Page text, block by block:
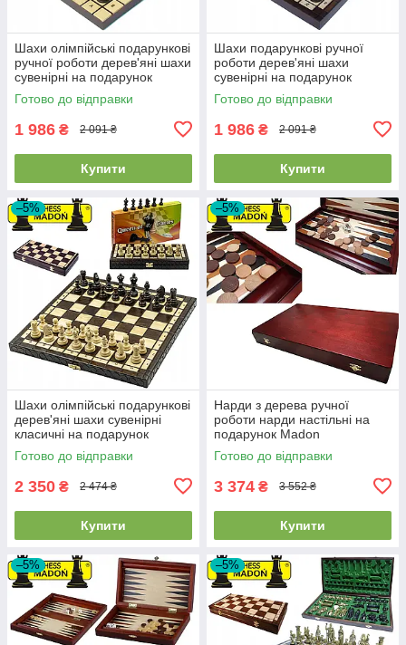
Шахи олімпійські подарункові
ручної роботи дерев'яні шахи
сувенірні на подарунок
MADON OLYMPIC (30x30см)
Готово до відправки
1 986 ₴ 2 091 ₴
Купити
Шахи подарункові ручної
роботи дерев'яні шахи
сувенірні на подарунок
інтарсія MADON ROYAL MAXI
(31x31см)
Готово до відправки
1 986 ₴ 2 091 ₴
Купити
–5%
Шахи олімпійські подарункові
дерев'яні шахи сувенірні
класичні на подарунок
MADON OLYMPIC (35x35см)
Готово до відправки
2 350 ₴ 2 474 ₴
Купити
–5%
Нарди з дерева ручної
роботи нарди настільні на
подарунок Madon
Backgammon Duze розмір 48
х 57 см вага 2 кг
Готово до відправки
3 374 ₴ 3 552 ₴
Купити
–5% –5%